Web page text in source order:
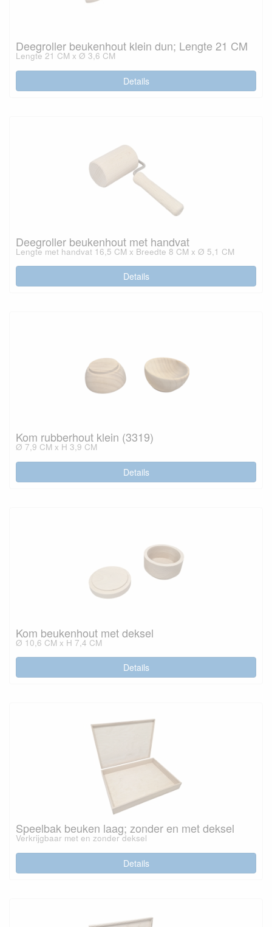
Deegroller beukenhout klein dun; Lengte 21 CM
Lengte 21 CM x Ø 3,6 CM
Details
Deegroller beukenhout met handvat
Lengte met handvat 16,5 CM x Breedte 8 CM x Ø 5,1 CM
Details
Kom rubberhout klein (3319)
Ø 7,9 CM x H 3,9 CM
Details
Kom beukenhout met deksel
Ø 10,6 CM x H 7,4 CM
Details
Speelbak beuken laag; zonder en met deksel
Verkrijgbaar met en zonder deksel
Details